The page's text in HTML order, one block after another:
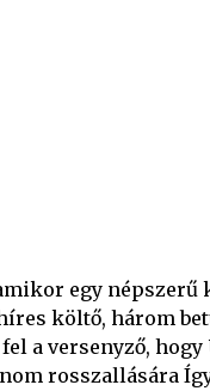
egy népszerű
költő, három
a versenyző, hogy
rosszallására